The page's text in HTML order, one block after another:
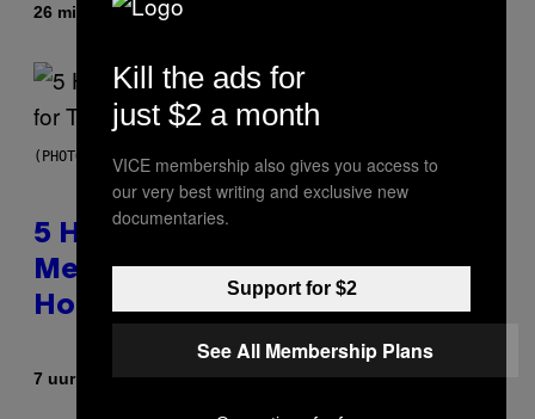
26 minuten geleden
(PHOTO BY STEVE GRANITZ/WIREIMAGE)
5 Hip-Hop Songs That Are Most
Memorable for Their Classic
Hooks
7 uur geledenDoorCaleb Catlin
Kill the ads for
just $2 a month
VICE membership also gives you access to
our very best writing and exclusive new
documentaries.
Support for $2
See All Membership Plans